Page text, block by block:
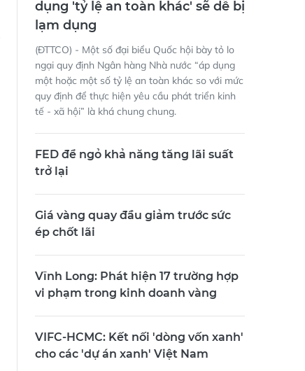
dụng 'tỷ lệ an toàn khác' sẽ dễ bị
lạm dụng
(ĐTTCO) - Một số đại biểu Quốc hội bày tỏ lo
ngại quy định Ngân hàng Nhà nước “áp dụng
một hoặc một số tỷ lệ an toàn khác so với mức
quy định để thực hiện yêu cầu phát triển kinh
tế - xã hội” là khá chung chung.
FED để ngỏ khả năng tăng lãi suất
trở lại
Giá vàng quay đầu giảm trước sức
ép chốt lãi
Vĩnh Long: Phát hiện 17 trường hợp
vi phạm trong kinh doanh vàng
VIFC-HCMC: Kết nối 'dòng vốn xanh'
cho các 'dự án xanh' Việt Nam